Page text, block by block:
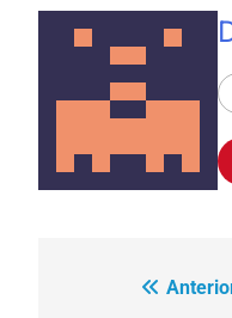
Navegación